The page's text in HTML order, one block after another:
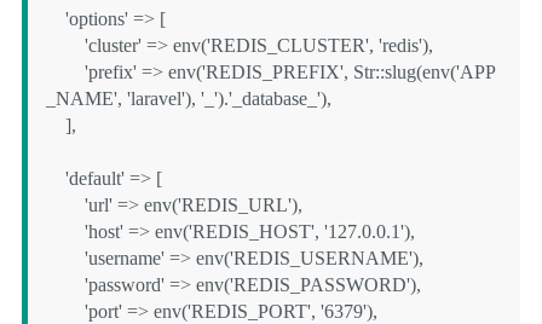
'options' => [
'cluster' => env('REDIS_CLUSTER', 'redis'),
'prefix' => env('REDIS_PREFIX', Str::slug(env('APP
_NAME', 'laravel'), '_').'_database_'),
],
'default' => [
'url' => env('REDIS_URL'),
'host' => env('REDIS_HOST', '127.0.0.1'),
'username' => env('REDIS_USERNAME'),
'password' => env('REDIS_PASSWORD'),
'port' => env('REDIS_PORT', '6379'),